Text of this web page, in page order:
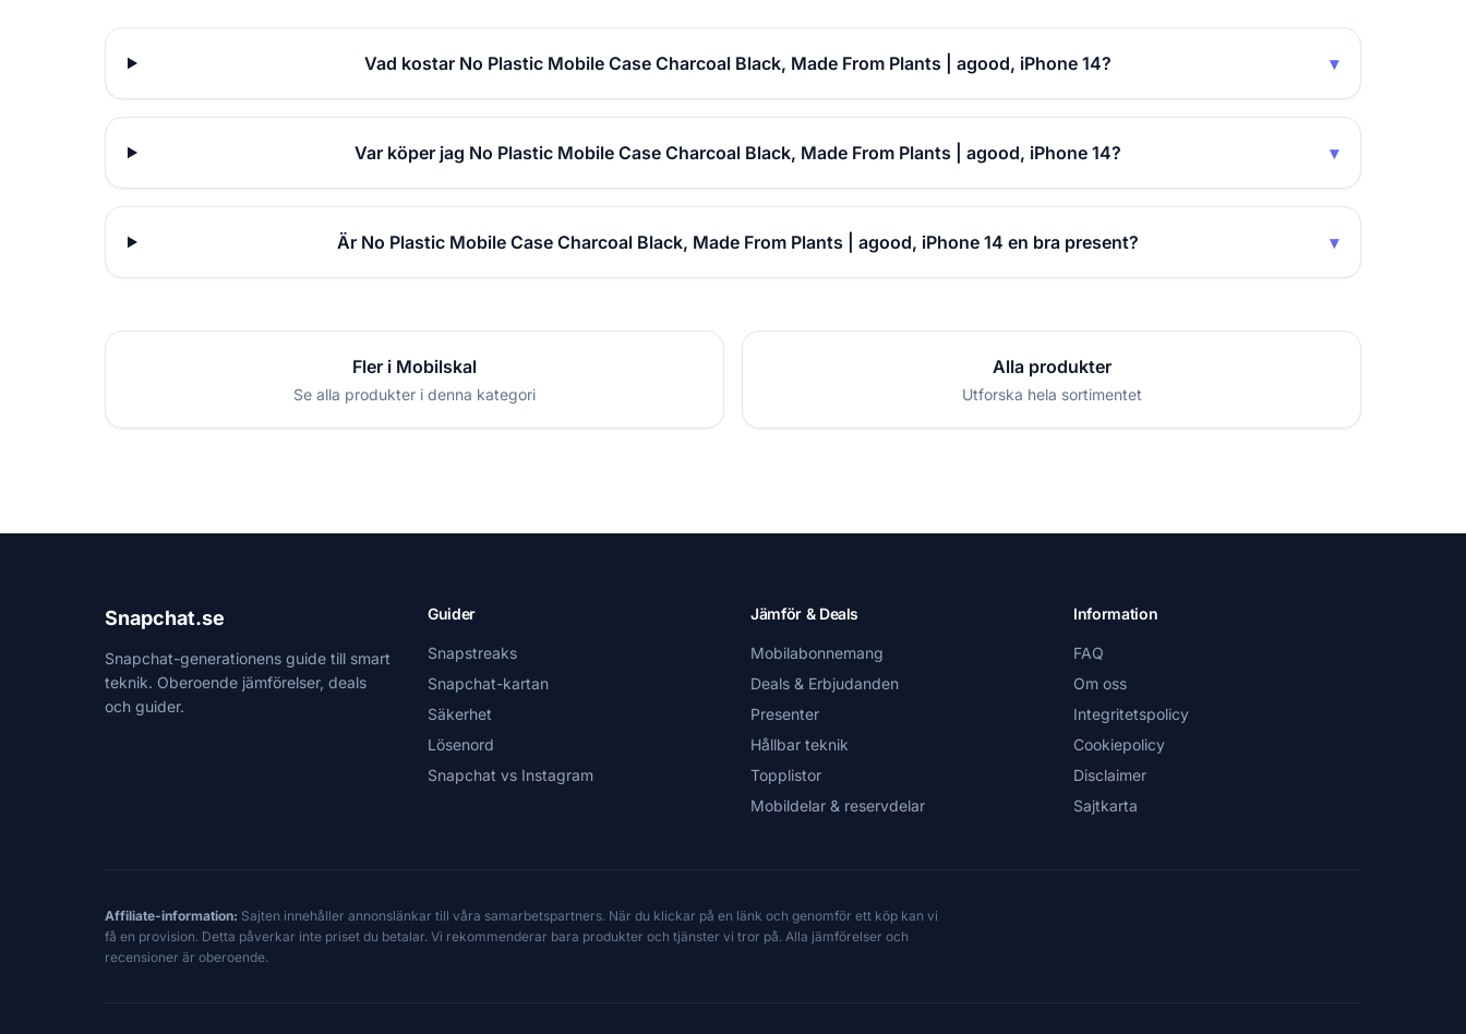
Vad kostar No Plastic Mobile Case Charcoal Black, Made From Plants | agood, iPhone 14? ▾
Var köper jag No Plastic Mobile Case Charcoal Black, Made From Plants | agood, iPhone 14? ▾
Är No Plastic Mobile Case Charcoal Black, Made From Plants | agood, iPhone 14 en bra present? ▾
Fler i Mobilskal
Se alla produkter i denna kategori
Alla produkter
Utforska hela sortimentet
Snapchat.se
Snapchat-generationens guide till smart
teknik. Oberoende jämförelser, deals
och guider.
Guider
Snapstreaks
Snapchat-kartan
Säkerhet
Lösenord
Snapchat vs Instagram
Jämför & Deals
Mobilabonnemang
Deals & Erbjudanden
Presenter
Hållbar teknik
Topplistor
Mobildelar & reservdelar
Information
FAQ
Om oss
Integritetspolicy
Cookiepolicy
Disclaimer
Sajtkarta
Affiliate-information: Sajten innehåller annonslänkar till våra samarbetspartners. När du klickar på en länk och genomför ett köp kan vi
få en provision. Detta påverkar inte priset du betalar. Vi rekommenderar bara produkter och tjänster vi tror på. Alla jämförelser och
recensioner är oberoende.